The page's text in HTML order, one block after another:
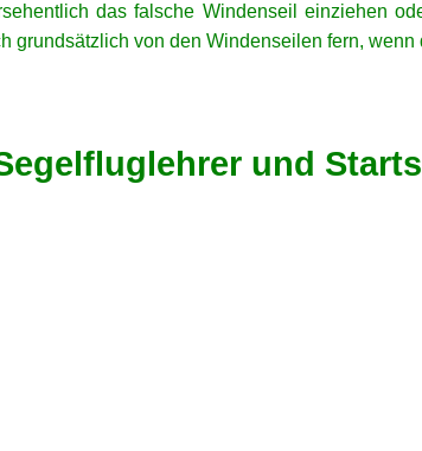
das falsche Windenseil einziehen
von den Windenseilen fern,
und